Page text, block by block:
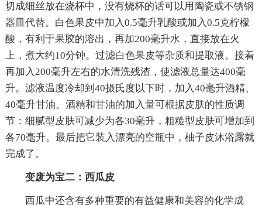
切成细丝放在烧杯中，没有烧杯的话可以用陶瓷或不锈钢
器皿代替。白色果皮中加入0.5毫升乳酸或加入0.5克柠檬
酸，有利于果胶的溶出，再加200毫升水，直接放在火
上，煮大约10分钟。过滤白色果皮等杂质和提取液。接着
再加入200毫升左右的水清洗残渣，使滤液总量达400毫
升。滤液温度冷却到40摄氏度以下时，加入40毫升酒精、
40毫升甘油。酒精和甘油的加入量可根据皮肤的性质调
节：细腻型皮肤可减少为各30毫升，粗糙型皮肤可增加到
各70毫升。最后把它装入漂亮的空瓶中，柚子皮沐浴露就
完成了。
变废为宝二：西瓜皮
西瓜中还含有多种重要的有益健康和美容的化学成